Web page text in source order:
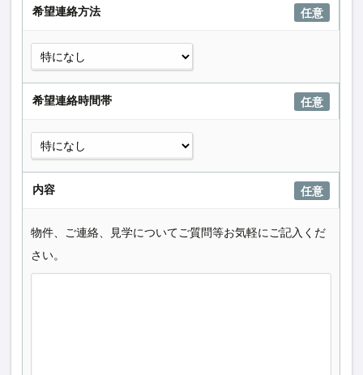
希望連絡方法 任意
希望連絡時間帯 任意
内容 任意
物件、ご連絡、見学についてご質問等お気軽にご記入くだ
さい。